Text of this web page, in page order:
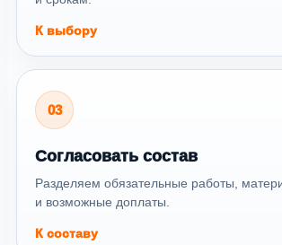
К выбору
03
Согласовать состав
Разделяем обязательные работы,
и возможные доплаты.
К составу